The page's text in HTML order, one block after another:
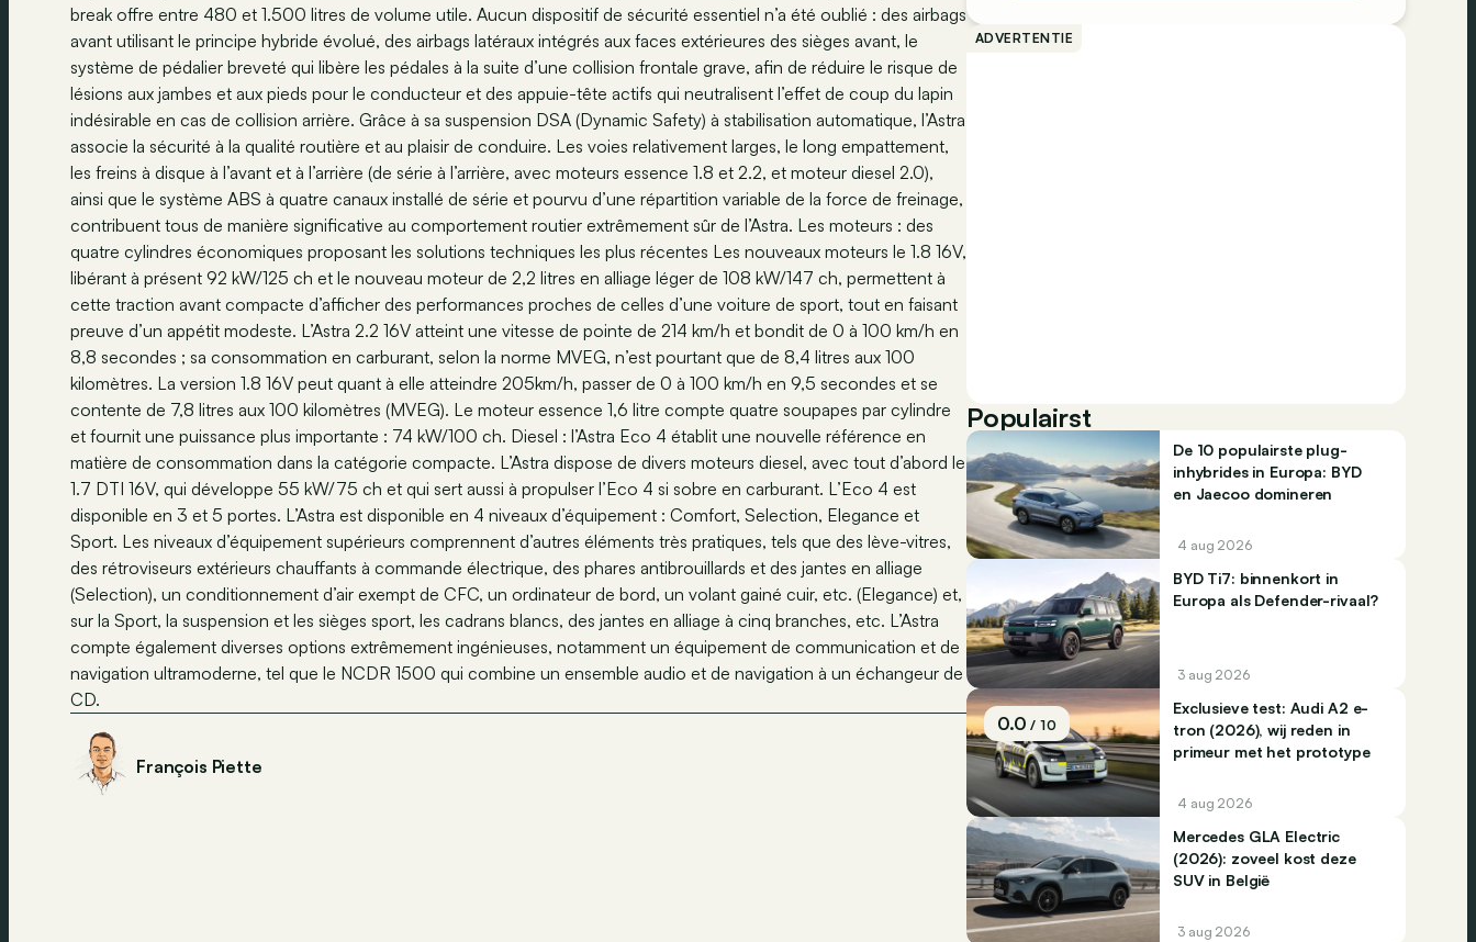
break offre entre 480 et 1.500 litres de volume utile. Aucun dispositif de sécurité essentiel n’a été oublié : des airbags
avant utilisant le principe hybride évolué, des airbags latéraux intégrés aux faces extérieures des sièges avant, le
système de pédalier breveté qui libère les pédales à la suite d’une collision frontale grave, afin de réduire le risque de
lésions aux jambes et aux pieds pour le conducteur et des appuie-tête actifs qui neutralisent l’effet de coup du lapin
indésirable en cas de collision arrière. Grâce à sa suspension DSA (Dynamic Safety) à stabilisation automatique, l’Astra
associe la sécurité à la qualité routière et au plaisir de conduire. Les voies relativement larges, le long empattement,
les freins à disque à l’avant et à l’arrière (de série à l’arrière, avec moteurs essence 1.8 et 2.2, et moteur diesel 2.0),
ainsi que le système ABS à quatre canaux installé de série et pourvu d’une répartition variable de la force de freinage,
contribuent tous de manière significative au comportement routier extrêmement sûr de l’Astra. Les moteurs : des
quatre cylindres économiques proposant les solutions techniques les plus récentes Les nouveaux moteurs le 1.8 16V,
libérant à présent 92 kW/125 ch et le nouveau moteur de 2,2 litres en alliage léger de 108 kW/147 ch, permettent à
cette traction avant compacte d’afficher des performances proches de celles d’une voiture de sport, tout en faisant
preuve d’un appétit modeste. L’Astra 2.2 16V atteint une vitesse de pointe de 214 km/h et bondit de 0 à 100 km/h en
8,8 secondes ; sa consommation en carburant, selon la norme MVEG, n’est pourtant que de 8,4 litres aux 100
kilomètres. La version 1.8 16V peut quant à elle atteindre 205km/h, passer de 0 à 100 km/h en 9,5 secondes et se
contente de 7,8 litres aux 100 kilomètres (MVEG). Le moteur essence 1,6 litre compte quatre soupapes par cylindre
et fournit une puissance plus importante : 74 kW/100 ch. Diesel : l’Astra Eco 4 établit une nouvelle référence en
matière de consommation dans la catégorie compacte. L’Astra dispose de divers moteurs diesel, avec tout d’abord le
1.7 DTI 16V, qui développe 55 kW/75 ch et qui sert aussi à propulser l’Eco 4 si sobre en carburant. L’Eco 4 est
disponible en 3 et 5 portes. L’Astra est disponible en 4 niveaux d’équipement : Comfort, Selection, Elegance et
Sport. Les niveaux d’équipement supérieurs comprennent d’autres éléments très pratiques, tels que des lève-vitres,
des rétroviseurs extérieurs chauffants à commande électrique, des phares antibrouillards et des jantes en alliage
(Selection), un conditionnement d’air exempt de CFC, un ordinateur de bord, un volant gainé cuir, etc. (Elegance) et,
sur la Sport, la suspension et les sièges sport, les cadrans blancs, des jantes en alliage à cinq branches, etc. L’Astra
compte également diverses options extrêmement ingénieuses, notamment un équipement de communication et de
navigation ultramoderne, tel que le NCDR 1500 qui combine un ensemble audio et de navigation à un échangeur de
CD.
François Piette
ADVERTENTIE
Populairst
De 10 populairste plug-
inhybrides in Europa: BYD
en Jaecoo domineren
4 aug 2026
BYD Ti7: binnenkort in
Europa als Defender-rivaal?
3 aug 2026
0.0/ 10
Exclusieve test: Audi A2 e-
tron (2026), wij reden in
primeur met het prototype
4 aug 2026
Mercedes GLA Electric
(2026): zoveel kost deze
SUV in België
3 aug 2026